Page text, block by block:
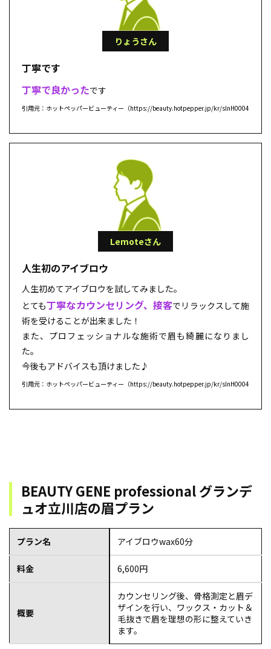
りょうさん
丁寧です
丁寧で良かったです
引用元：ホットペッパービューティー（https://beauty.hotpepper.jp/kr/
Lemoteさん
人生初のアイブロウ
人生初めてアイブロウを試してみました。
とても丁寧なカウンセリング、接客でリラックスして施
術を受けることが出来ました！
また、プロフェッショナルな施術で眉も綺麗になりまし
た。
今後もアドバイスも頂けました♪
引用元：ホットペッパービューティー（https://beauty.hotpepper.jp/kr/
BEAUTY GENE professional グランデ
ュオ立川店の眉プラン
プラン名 アイブロウwax60分
料金 6,600円
概要
カウンセリング後、骨格測定と眉デ
ザインを行い、ワックス・カット＆
毛抜きで眉を理想の形に整えていき
ます。